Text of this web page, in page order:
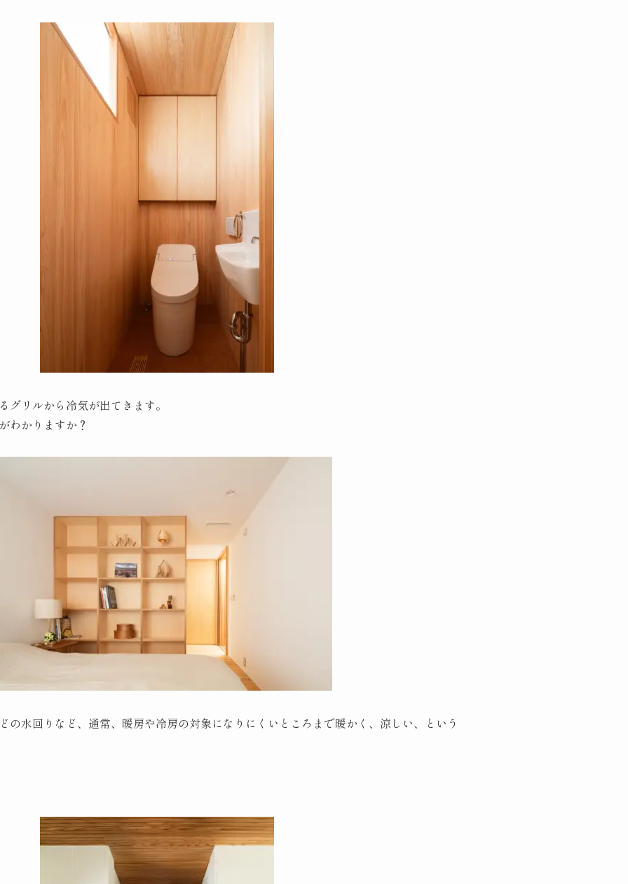
グリルから冷気が出てきます。
わかりますか？
の水回りなど、通常、暖房や冷房の対象になりにくいところまで暖かく、涼しい、という